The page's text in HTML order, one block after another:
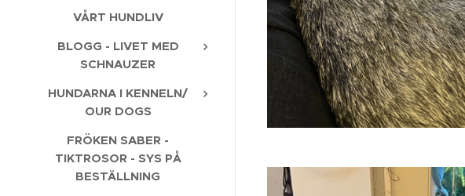
VÅRT HUNDLIV
BLOGG - LIVET MED
SCHNAUZER
HUNDARNA I KENNELN/
OUR DOGS
FRÖKEN SABER -
TIKTROSOR - SYS PÅ
BESTÄLLNING